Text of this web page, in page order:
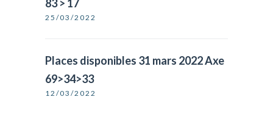
83 > 17
25/03/2022
Places disponibles 31 mars 2022 Axe
69>34>33
12/03/2022